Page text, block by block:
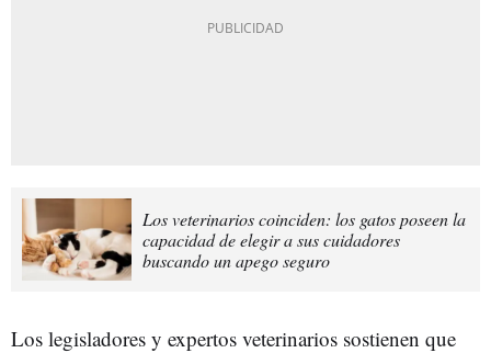
Los veterinarios coinciden: los gatos poseen la
capacidad de elegir a sus cuidadores
buscando un apego seguro
Los legisladores y expertos veterinarios sostienen que